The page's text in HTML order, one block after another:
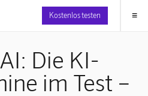
Kostenlos testen ≡
Die KI-
im Test –